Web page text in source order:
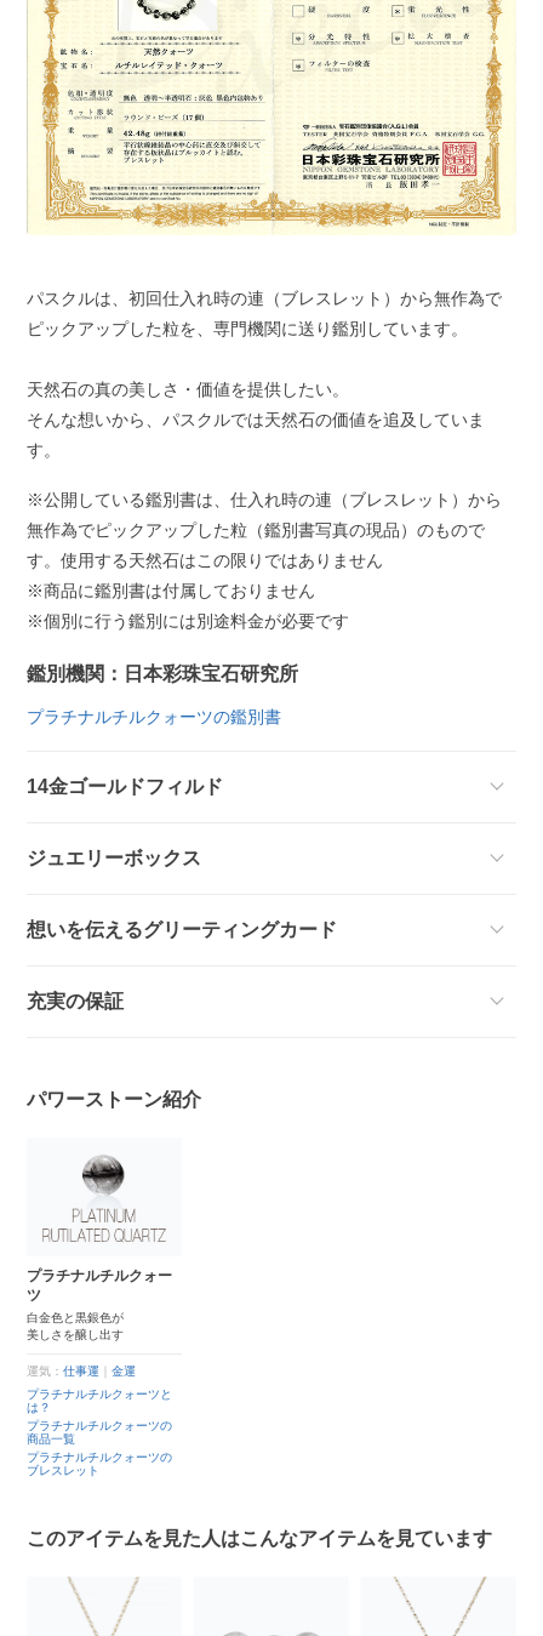
パスクルは、初回仕入れ時の連（ブレスレット）から無作為で
ピックアップした粒を、専門機関に送り鑑別しています。
天然石の真の美しさ・価値を提供したい。
そんな想いから、パスクルでは天然石の価値を追及していま
す。
※公開している鑑別書は、仕入れ時の連（ブレスレット）から
無作為でピックアップした粒（鑑別書写真の現品）のもので
す。使用する天然石はこの限りではありません
※商品に鑑別書は付属しておりません
※個別に行う鑑別には別途料金が必要です
鑑別機関：日本彩珠宝石研究所
プラチナルチルクォーツの鑑別書
14金ゴールドフィルド
ジュエリーボックス
想いを伝えるグリーティングカード
充実の保証
パワーストーン紹介
プラチナルチルクォー
ツ
白金色と黒銀色が
美しさを醸し出す
運気：仕事運 ｜金運
プラチナルチルクォーツと
は？
プラチナルチルクォーツの
商品一覧
プラチナルチルクォーツの
ブレスレット
このアイテムを見た人はこんなアイテムを見ています